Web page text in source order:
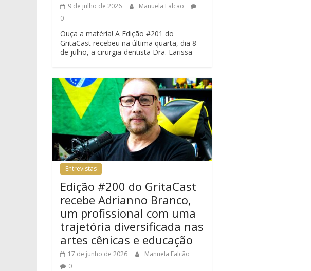
9 de julho de 2026
Manuela Falcão
0
Ouça a matéria! A Edição #201 do
GritaCast recebeu na última quarta, dia 8
de julho, a cirurgiã-dentista Dra. Larissa
Entrevistas
Edição #200 do GritaCast
recebe Adrianno Branco,
um profissional com uma
trajetória diversificada nas
artes cênicas e educação
17 de junho de 2026
Manuela Falcão
0